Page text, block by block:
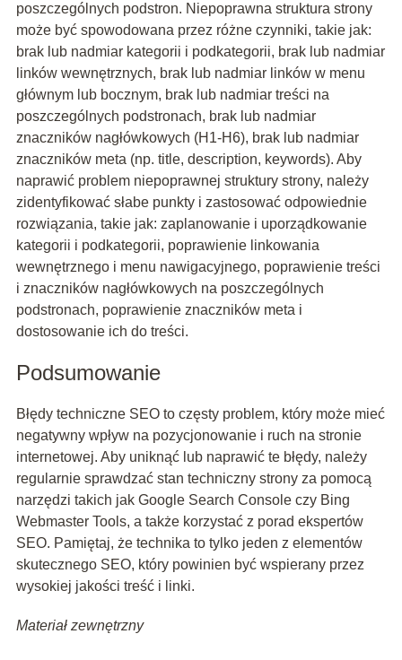
poszczególnych podstron. Niepoprawna struktura strony
może być spowodowana przez różne czynniki, takie jak:
brak lub nadmiar kategorii i podkategorii, brak lub nadmiar
linków wewnętrznych, brak lub nadmiar linków w menu
głównym lub bocznym, brak lub nadmiar treści na
poszczególnych podstronach, brak lub nadmiar
znaczników nagłówkowych (H1-H6), brak lub nadmiar
znaczników meta (np. title, description, keywords). Aby
naprawić problem niepoprawnej struktury strony, należy
zidentyfikować słabe punkty i zastosować odpowiednie
rozwiązania, takie jak: zaplanowanie i uporządkowanie
kategorii i podkategorii, poprawienie linkowania
wewnętrznego i menu nawigacyjnego, poprawienie treści
i znaczników nagłówkowych na poszczególnych
podstronach, poprawienie znaczników meta i
dostosowanie ich do treści.
Podsumowanie
Błędy techniczne SEO to częsty problem, który może mieć
negatywny wpływ na pozycjonowanie i ruch na stronie
internetowej. Aby uniknąć lub naprawić te błędy, należy
regularnie sprawdzać stan techniczny strony za pomocą
narzędzi takich jak Google Search Console czy Bing
Webmaster Tools, a także korzystać z porad ekspertów
SEO. Pamiętaj, że technika to tylko jeden z elementów
skutecznego SEO, który powinien być wspierany przez
wysokiej jakości treść i linki.
Materiał zewnętrzny